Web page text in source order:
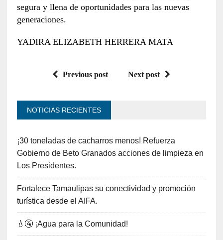
segura y llena de oportunidades para las nuevas
generaciones.
YADIRA ELIZABETH HERRERA MATA
Previous post Next post
NOTICIAS RECIENTES
¡30 toneladas de cacharros menos! Refuerza
Gobierno de Beto Granados acciones de limpieza en
Los Presidentes.
Fortalece Tamaulipas su conectividad y promoción
turística desde el AIFA.
💧🚰 ¡Agua para la Comunidad!